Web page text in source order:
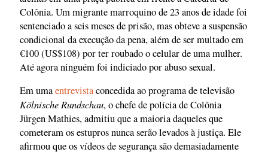
Colônia. Um migrante marroquino de 23 anos de idade foi
sentenciado a seis meses de prisão, mas obteve a suspensão
condicional da execução da pena, além de ser multado em
€100 (US$108) por ter roubado o celular de uma mulher.
Até agora ninguém foi indiciado por abuso sexual.
Em umaentrevistaconcedida ao programa de televisão
Kölnische Rundschau, o chefe de polícia de Colônia
Jürgen Mathies, admitiu que a maioria daqueles que
cometeram os estupros nunca serão levados à justiça. Ele
afirmou que os vídeos de segurança são demasiadamente